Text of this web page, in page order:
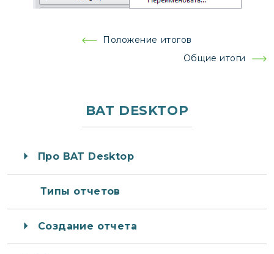
Навигация
Положение итогов
Общие итоги
BAT DESKTOP
Про BAT Desktop
Типы отчетов
Создание отчета